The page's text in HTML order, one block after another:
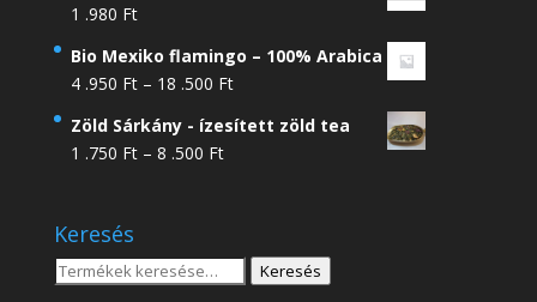
1 .980 Ft
Bio Mexiko flamingo – 100% Arabica
4 .950 Ft – 18 .500 FtÁrtartomány:
.950 Ft
Zöld Sárkány - ízesített zöld tea
1 .750 Ft – 8 .500 FtÁrtartomány:
8
.500 Ft
Keresés
Keresés
Keresés